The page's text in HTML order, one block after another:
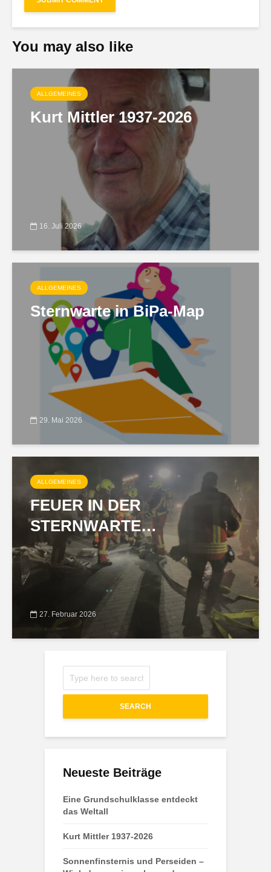
You may also like
ALLGEMEINES
Kurt Mittler 1937-2026
16. Juli 2026
ALLGEMEINES
Sternwarte in BiPa-Map
29. Mai 2026
ALLGEMEINES
FEUER IN DER
STERNWARTE…
27. Februar 2026
SEARCH
Neueste Beiträge
Eine Grundschulklasse entdeckt
das Weltall
Kurt Mittler 1937-2026
Sonnenfinsternis und Perseiden –